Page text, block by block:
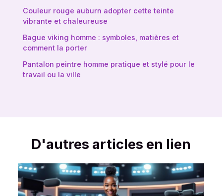
Couleur rouge auburn adopter cette teinte
vibrante et chaleureuse
Bague viking homme : symboles, matières et
comment la porter
Pantalon peintre homme pratique et stylé pour le
travail ou la ville
D'autres articles en lien